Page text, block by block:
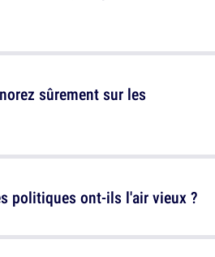
sûrement sur les
politiques ont-ils l'air vieux ?